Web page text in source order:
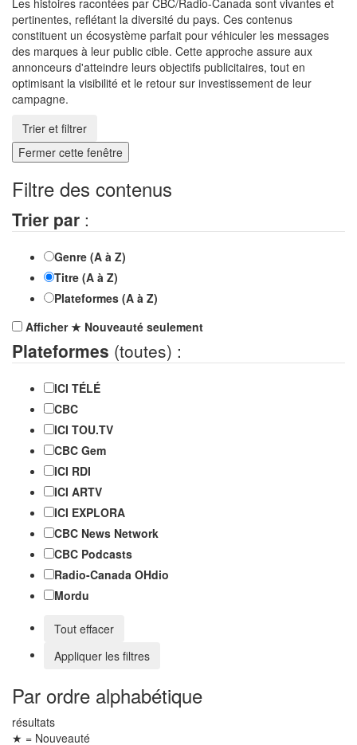
Les histoires racontées par CBC/Radio-Canada sont vivantes et
pertinentes, reflétant la diversité du pays. Ces contenus
constituent un écosystème parfait pour véhiculer les messages
des marques à leur public cible. Cette approche assure aux
annonceurs d'atteindre leurs objectifs publicitaires, tout en
optimisant la visibilité et le retour sur investissement de leur
campagne.
Trier et filtrer
Fermer cette fenêtre
Filtre des contenus
Trier par :
Genre (A à Z)
Titre (A à Z)
Plateformes (A à Z)
Afficher★ Nouveauté seulement
Plateformes (toutes) :
ICI TÉLÉ
CBC
ICI TOU.TV
CBC Gem
ICI RDI
ICI ARTV
ICI EXPLORA
CBC News Network
CBC Podcasts
Radio-Canada OHdio
Mordu
Tout effacer
Appliquer les filtres
Par ordre alphabétique
résultats
★ = Nouveauté